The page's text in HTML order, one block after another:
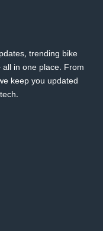
trending bike
in one place. From
keep you updated